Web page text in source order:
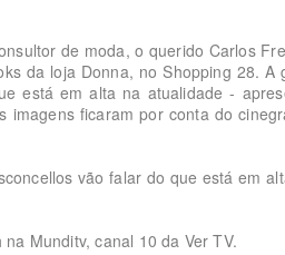
de moda, o querido Carlos
da loja Donna, no Shopping 28. A
está em alta na atualidade -
ficaram por conta do
vão falar do que está em
Munditv, canal 10 da Ver TV.